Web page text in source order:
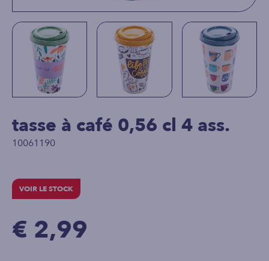
tasse à café 0,56 cl 4 ass.
10061190
VOIR LE STOCK
€ 2,99